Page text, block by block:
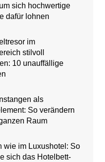
sich hochwertige
dafür lohnen
im
stilvoll
10 unauffällige
als
So verändern
Raum
wie im Luxushotel: So
sich das Hotelbett-